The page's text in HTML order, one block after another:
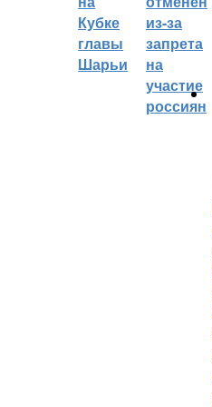
Кубке
главы
Шарьи
из-за
запрета
на
участие
россиян